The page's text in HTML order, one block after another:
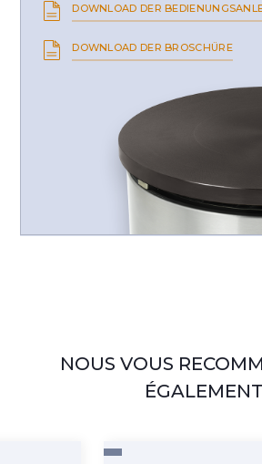
DOWNLOAD DER
DOWNLOAD DER BROSCHÜRE
NOUS VOUS
ÉGALEMENT